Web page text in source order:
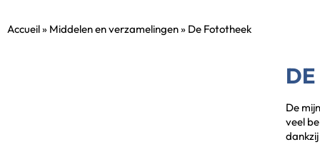
Accueil» Middelen en verzamelingen» De Fototheek
De
veel